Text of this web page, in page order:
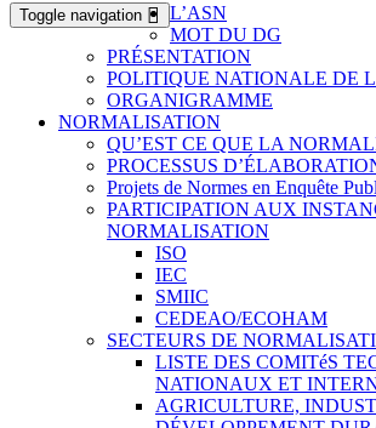
Toggle navigation
L’ASN
MOT DU DG
PRÉSENTATION
POLITIQUE NATIONALE DE
ORGANIGRAMME
NORMALISATION
QU’EST CE QUE LA
PROCESSUS
Projets de Normes en Enquête
PARTICIPATION AUX
NORMALISATION
ISO
IEC
SMIIC
CEDEAO/ECOHAM
SECTEURS DE
LISTE DES COMITéS
NATIONAUX ET
AGRICULTURE,